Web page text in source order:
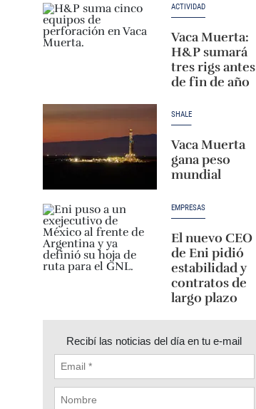
ACTIVIDAD
Vaca Muerta:
H&P sumará
tres rigs antes
de fin de año
SHALE
Vaca Muerta
gana peso
mundial
EMPRESAS
El nuevo CEO
de Eni pidió
estabilidad y
contratos de
largo plazo
Recibí las noticias del día en tu e-mail